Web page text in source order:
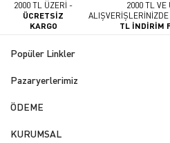
2000 TL ÜZERİ -
ÜCRETSİZ
KARGO
2000 TL VE
TL İNDİRİM
Popüler Linkler
Pazaryerlerimiz
ÖDEME
KURUMSAL